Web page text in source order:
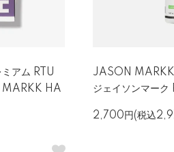
アム RTU
MARKK HA
JASON MARKK
ジェイソンマー
2,700円(税込